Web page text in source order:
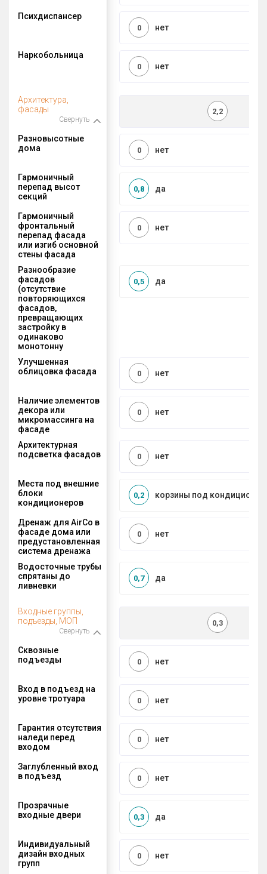
Психдиспансер
нет
0
Наркобольница
нет
0
Архитектура,
фасады
Свернуть
2,2
Разновысотные
дома
нет
0
Гармоничный
перепад высот
секций
да
0,8
Гармоничный
фронтальный
перепад фасада
или изгиб основной
стены фасада
нет
0
Разнообразие
фасадов
(отсутствие
повторяющихся
фасадов,
превращающих
застройку в
одинаково
монотонну
да
0,5
Улучшенная
облицовка фасада
нет
0
Наличие элементов
декора или
микромассинга на
фасаде
нет
0
Архитектурная
подсветка фасадов
нет
0
Места под внешние
блоки
кондиционеров
корзины под
0,2
Дренаж для AirCo в
фасаде дома или
предустановленная
система дренажа
нет
0
Водосточные трубы
спрятаны до
ливневки
да
0,7
Входные группы,
подъезды, МОП
Свернуть
0,3
Сквозные
подъезды
нет
0
Вход в подъезд на
уровне тротуара
нет
0
Гарантия отсутствия
наледи перед
входом
нет
0
Заглубленный вход
в подъезд
нет
0
Прозрачные
входные двери
да
0,3
Индивидуальный
дизайн входных
групп
нет
0